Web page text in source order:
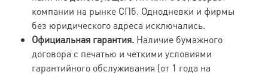
компании на рынке СПб. Однодневки и фирмы
без юридического адреса исключались.
Официальная гарантия. Наличие бумажного
договора с печатью и четкими условиями
гарантийного обслуживания (от 1 года на